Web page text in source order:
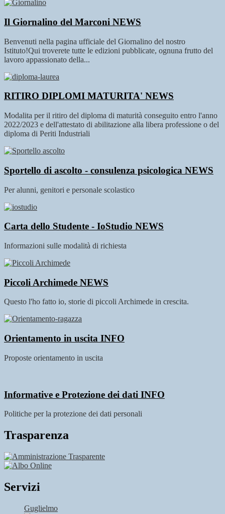
Il Giornalino del Marconi NEWS
Benvenuti nella pagina ufficiale del Giornalino del nostro
Istituto!Qui troverete tutte le edizioni pubblicate, ognuna frutto del
lavoro appassionato della...
RITIRO DIPLOMI MATURITA' NEWS
Modalita per il ritiro del diploma di maturità conseguito entro l'anno
2022/2023 e dell'attestato di abilitazione alla libera professione o del
diploma di Periti Industriali
Sportello di ascolto - consulenza psicologica NEWS
Per alunni, genitori e personale scolastico
Carta dello Studente - IoStudio NEWS
Informazioni sulle modalità di richiesta
Piccoli Archimede NEWS
Questo l'ho fatto io, storie di piccoli Archimede in crescita.
Orientamento in uscita INFO
Proposte orientamento in uscita
Informative e Protezione dei dati INFO
Politiche per la protezione dei dati personali
Trasparenza
Servizi
Guglielmo